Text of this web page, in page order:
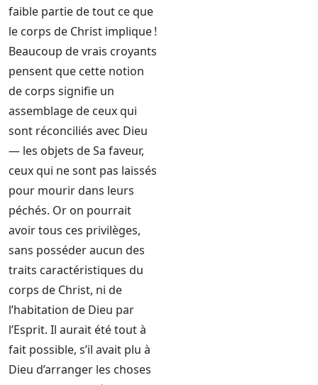
faible partie de tout ce que
le corps de Christ implique !
Beaucoup de vrais croyants
pensent que cette notion
de corps signifie un
assemblage de ceux qui
sont réconciliés avec Dieu
— les objets de Sa faveur,
ceux qui ne sont pas laissés
pour mourir dans leurs
péchés. Or on pourrait
avoir tous ces privilèges,
sans posséder aucun des
traits caractéristiques du
corps de Christ, ni de
l’habitation de Dieu par
l’Esprit. Il aurait été tout à
fait possible, s’il avait plu à
Dieu d’arranger les choses